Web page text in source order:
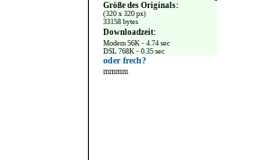
Größe des Originals:
(320 x 320 px)
33158 bytes
Downloadzeit:
Modem 56K - 4.74 sec
DSL 768K - 0.35 sec
oder frech?
mmmm